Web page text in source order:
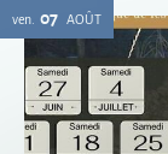
Soirées